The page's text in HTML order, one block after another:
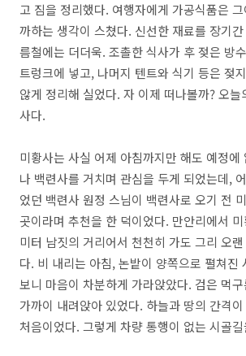
고 짐을 정리했다. 여행자에게 가공식품은
까하는 생각이 스쳤다. 신선한 재료를 장기
름철에는 더더욱. 조촐한 식사가 후 젖은 방
트렁크에 넣고, 나머지 텐트와 식기 등은 젖
않게 정리해 실었다. 자 이제 떠나볼까? 오
사다.
미황사는 사실 어제 아침까지만 해도 예정에
나 백련사를 거치며 관심을 두게 되었는데,
었던 백련사 원정 스님이 백련사로 오기 전
곳이라며 추천을 한 덕이었다. 만안리에서
미터 남짓의 거리어서 천천히 가도 그리 오
다. 비 내리는 아침, 논밭이 양쪽으로 펼쳐진
보니 마음이 차분하게 가라앉았다. 검은 먹
가까이 내려앉아 있었다. 하늘과 땅의 간격
처음이었다. 그렇게 차량 통행이 없는 시골